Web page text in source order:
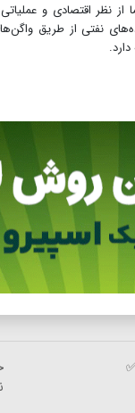
نظر اقتصادی و
نفتی از طریق